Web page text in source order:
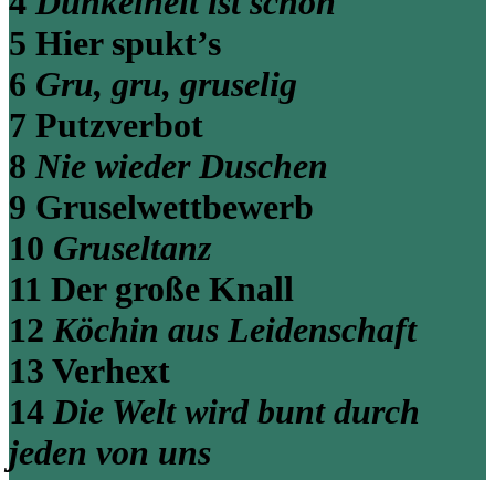
5 Hier spukt’s
6 Gru, gru, gruselig
7 Putzverbot
8Nie wieder Duschen
9 Gruselwettbewerb
10 Gruseltanz
11 Der große Knall
12 Köchin aus Leidenschaft
13 Verhext
14 Die Welt wird bunt durch
jeden von uns